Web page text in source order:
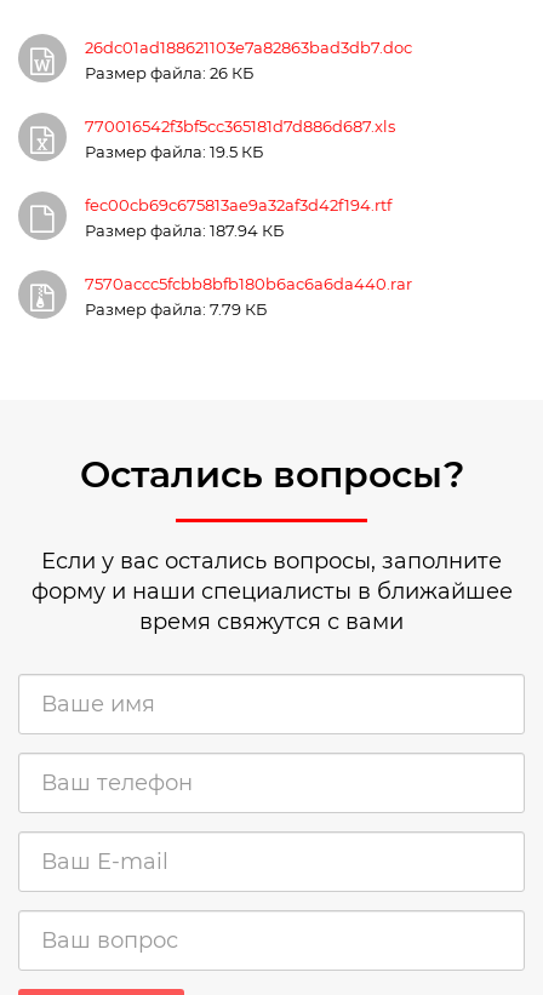
26dc01ad188621103e7a82863bad3db7.doc
Размер файла: 26 КБ
770016542f3bf5cc365181d7d886d687.xls
Размер файла: 19.5 КБ
fec00cb69c675813ae9a32af3d42f194.rtf
Размер файла: 187.94 КБ
7570accc5fcbb8bfb180b6ac6a6da440.rar
Размер файла: 7.79 КБ
Остались вопросы?
Если у вас остались вопросы, заполните
форму и наши специалисты в ближайшее
время свяжутся с вами